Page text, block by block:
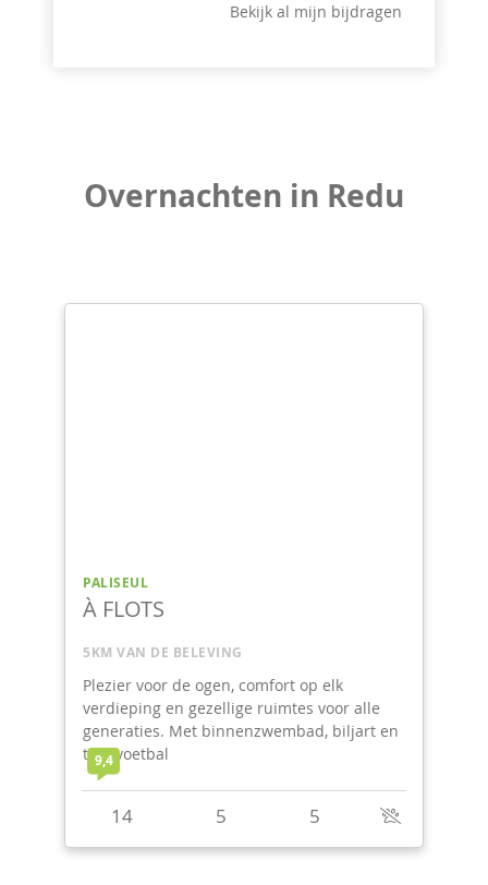
Bekijk al mijn bijdragen
Overnachten in Redu
PALISEUL
À FLOTS
5KM VAN DE BELEVING
Plezier voor de ogen, comfort op elk
verdieping en gezellige ruimtes voor alle
generaties. Met binnenzwembad, biljart en
tafelvoetbal
9,4
14 5 5